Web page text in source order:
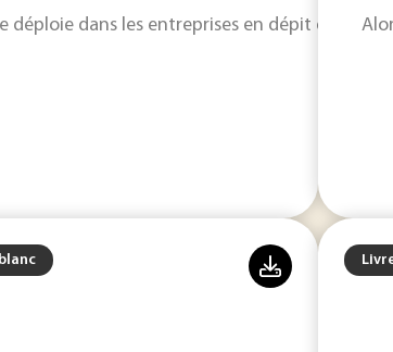
les initiatives et les freins
déploie dans les entreprises en dépit des